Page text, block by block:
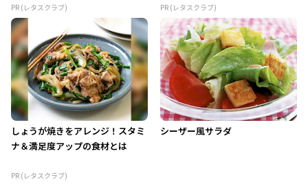
PR (レタスクラブ) PR (レタスクラブ)
しょうが焼きをアレンジ！スタミ
ナ＆満足度アップの食材とは
PR (レタスクラブ)
シーザー風サラダ